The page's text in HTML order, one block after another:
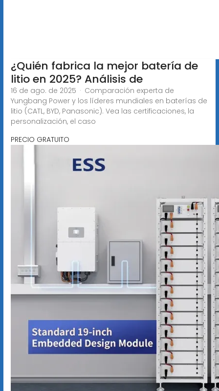
¿Quién fabrica la mejor batería de
litio en 2025? Análisis de
16 de ago. de 2025 · Comparación experta de
Yungbang Power y los líderes mundiales en baterías de
litio (CATL, BYD, Panasonic). Vea las certificaciones, la
personalización, el caso
PRECIO GRATUITO